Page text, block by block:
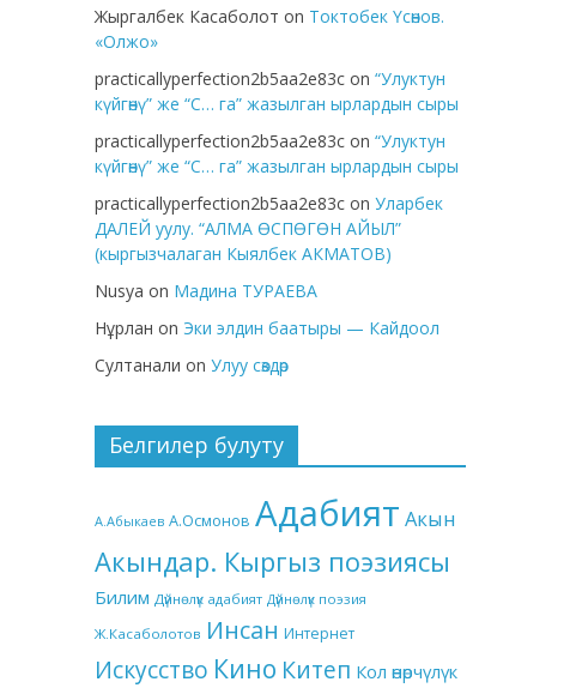
Жыргалбек Касаболот on Токтобек Үсөнов.
«Олжо»
practicallyperfection2b5aa2e83c on “Улуктун
күйгөнү” же “С… га” жазылган ырлардын сыры
practicallyperfection2b5aa2e83c on “Улуктун
күйгөнү” же “С… га” жазылган ырлардын сыры
practicallyperfection2b5aa2e83c on Уларбек
ДАЛЕЙ уулу. “АЛМА ӨСПӨГӨН АЙЫЛ”
(кыргызчалаган Кыялбек АКМАТОВ)
Nusya on Мадина ТУРАЕВА
Нұрлан on Эки элдин баатыры — Кайдоол
Султанали on Улуу сөздөр
Белгилер булуту
А.Абыкаев А.Осмонов Адабият Акын
Акындар. Кыргыз поэзиясы
Билим Дүйнөлүк адабият Дүйнөлүк поэзия
Ж.Касаболотов Инсан Интернет
Искусство Кино Китеп Кол өнөрчүлүк